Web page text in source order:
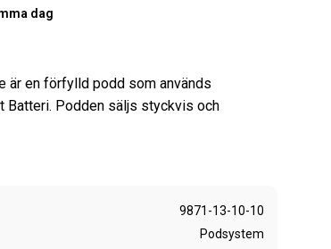
dag
9871-13-10-10
Podsystem
är en förfylld podd som används
Batteri. Podden säljs styckvis och